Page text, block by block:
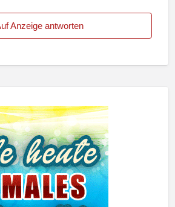
Anzeige antworten